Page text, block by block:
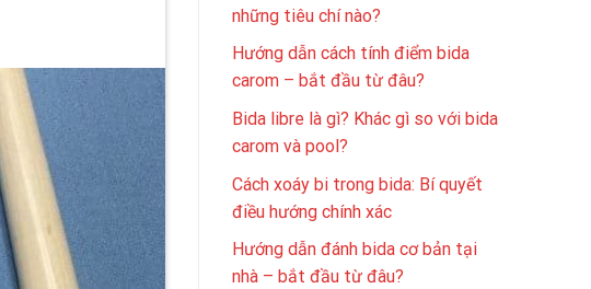
những tiêu chí nào?
Hướng dẫn cách tính điểm bida
carom – bắt đầu từ đâu?
Bida libre là gì? Khác gì so với bida
carom và pool?
Cách xoáy bi trong bida: Bí quyết
điều hướng chính xác
Hướng dẫn đánh bida cơ bản tại
nhà – bắt đầu từ đâu?